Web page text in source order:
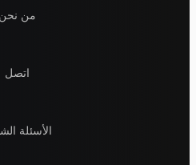
من نحن
اتصل
الأسئلة الشائعة